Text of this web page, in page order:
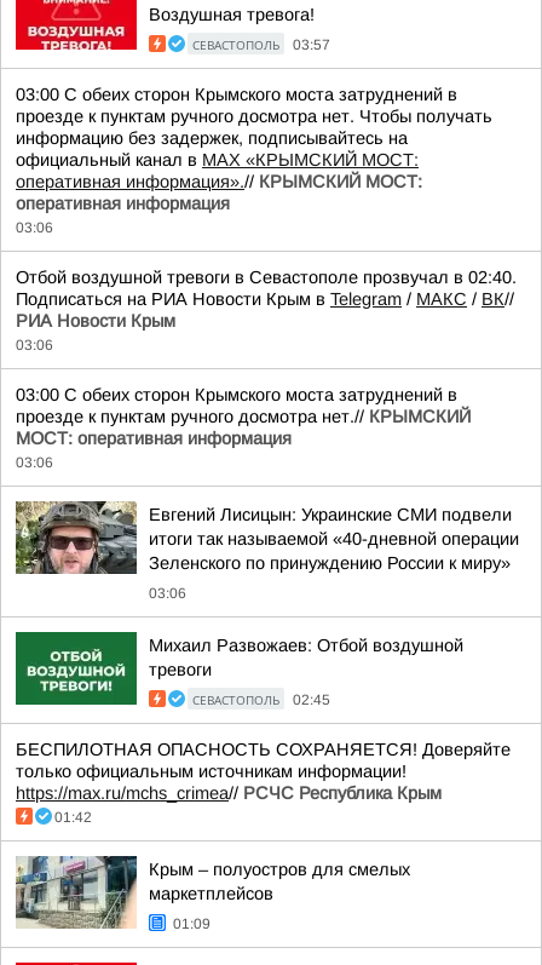
Воздушная тревога!
СЕВАСТОПОЛЬ 03:57
03:00 С обеих сторон Крымского моста затруднений в
проезде к пунктам ручного досмотра нет. Чтобы получать
информацию без задержек, подписывайтесь на
официальный канал в MAX «КРЫМСКИЙ МОСТ:
оперативная информация».// КРЫМСКИЙ МОСТ:
оперативная информация
03:06
Отбой воздушной тревоги в Севастополе прозвучал в 02:40.
Подписаться на РИА Новости Крым в Telegram / МАКС / ВК//
РИА Новости Крым
03:06
03:00 С обеих сторон Крымского моста затруднений в
проезде к пунктам ручного досмотра нет.// КРЫМСКИЙ
МОСТ: оперативная информация
03:06
Евгений Лисицын: Украинские СМИ подвели
итоги так называемой «40-дневной операции
Зеленского по принуждению России к миру»
03:06
Михаил Развожаев: Отбой воздушной
тревоги
СЕВАСТОПОЛЬ 02:45
БЕСПИЛОТНАЯ ОПАСНОСТЬ СОХРАНЯЕТСЯ! Доверяйте
только официальным источникам информации!
https://max.ru/mchs_crimea// РСЧС Республика Крым
01:42
Крым – полуостров для смелых
маркетплейсов
01:09